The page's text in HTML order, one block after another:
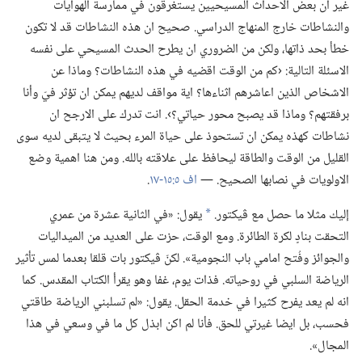
غير ان بعض الاحداث المسيحيين يستغرقون في ممارسة الهوايات
والنشاطات خارج المنهاج الدراسي.‏ صحيح ان هذه النشاطات قد لا تكون
خطأ بحد ذاتها،‏ ولكن من الضروري ان يطرح الحدث المسيحي على نفسه
الاسئلة التالية:‏ ‹كم من الوقت اقضيه في هذه النشاطات؟‏ وماذا عن
الاشخاص الذين اعاشرهم اثناءها؟‏ اية مواقف لديهم يمكن ان تؤثر فيّ وأنا
برفقتهم؟‏ وماذا قد يصبح محور حياتي؟‏›.‏ انت تدرك على الارجح ان
نشاطات كهذه يمكن ان تستحوذ على حياة المرء بحيث لا يتبقى لديه سوى
القليل من الوقت والطاقة ليحافظ على علاقته بالله.‏ ومن هنا اهمية وضع
الاولويات في نصابها الصحيح.‏ —‏اف ٥:‏١٥-‏١٧
‏.‏
إليك مثلا ما حصل مع ڤيكتور.‏ * يقول:‏ «في الثانية عشرة من عمري
التحقت بنادٍ لكرة الطائرة.‏ ومع الوقت،‏ حزت على العديد من الميداليات
والجوائز وفُتح امامي باب النجومية».‏ لكنّ ڤيكتور بات قلقا بعدما لمس تأثير
الرياضة السلبي في روحياته.‏ فذات يوم،‏ غفا وهو يقرأ الكتاب المقدس.‏ كما
انه لم يعد يفرح كثيرا في خدمة الحقل.‏ يقول:‏ «لم تسلبني الرياضة طاقتي
فحسب،‏ بل ايضا غيرتي للحق.‏ فأنا لم اكن ابذل كل ما في وسعي في هذا
المجال».‏